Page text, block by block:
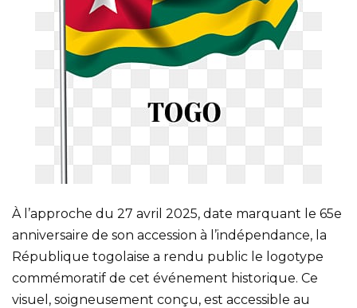
À l’approche du 27 avril 2025, date marquant le 65e
anniversaire de son accession à l’indépendance, la
République togolaise a rendu public le logotype
commémoratif de cet événement historique. Ce
visuel, soigneusement conçu, est accessible au